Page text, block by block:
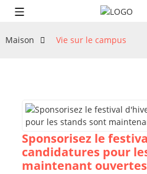
Maison Vie sur le campus
Sponsorisez le
candidatures pour
maintenant